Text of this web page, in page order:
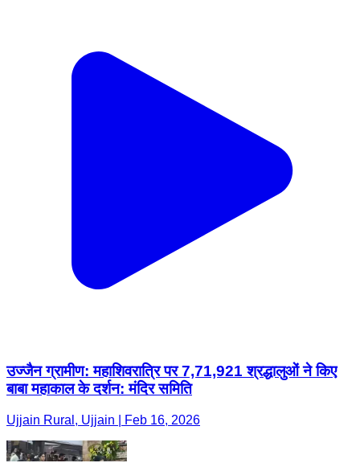
उज्जैन ग्रामीण: महाशिवरात्रि पर 7,71,921 श्रद्धालुओं ने किए
बाबा महाकाल के दर्शन: मंदिर समिति
Ujjain Rural, Ujjain | Feb 16, 2026